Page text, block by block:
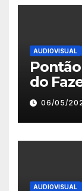
AUDIOVISUAL
do
Filme
Roxo e
06/05/
AUDIOVISUAL